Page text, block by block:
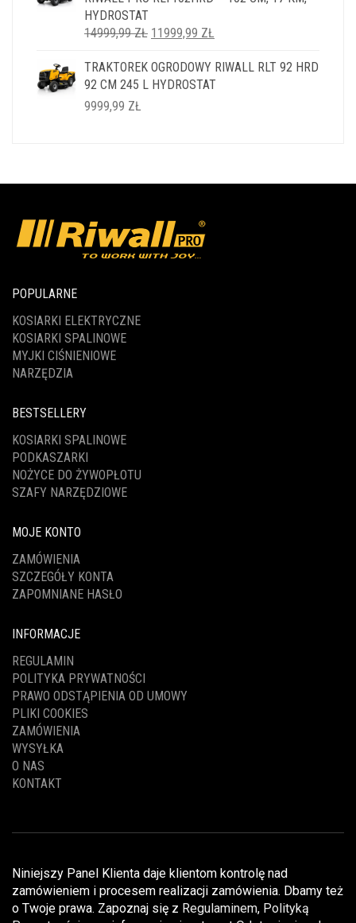
HYDROSTAT
14999,99ZŁ PIERWOTNA
WYNOSIŁA:
14999,99 ZŁ.
11999,99 ZŁ
WYNOSI:
11999,99 ZŁ.
TRAKTOREK OGRODOWY RIWALL RLT 92 HRD
92 CM 245 L HYDROSTAT
9999,99 ZŁ
POPULARNE
KOSIARKI ELEKTRYCZNE
KOSIARKI SPALINOWE
MYJKI CIŚNIENIOWE
NARZĘDZIA
BESTSELLERY
KOSIARKI SPALINOWE
PODKASZARKI
NOŻYCE DO ŻYWOPŁOTU
SZAFY NARZĘDZIOWE
MOJE KONTO
ZAMÓWIENIA
SZCZEGÓŁY KONTA
ZAPOMNIANE HASŁO
INFORMACJE
REGULAMIN
POLITYKA PRYWATNOŚCI
PRAWO ODSTĄPIENIA OD UMOWY
PLIKI COOKIES
ZAMÓWIENIA
WYSYŁKA
O NAS
KONTAKT
Niniejszy Panel Klienta daje klientom kontrolę nad
zamówieniem i procesem realizacji zamówienia. Dbamy też
o Twoje prawa. Zapoznaj się z Regulaminem, Polityką